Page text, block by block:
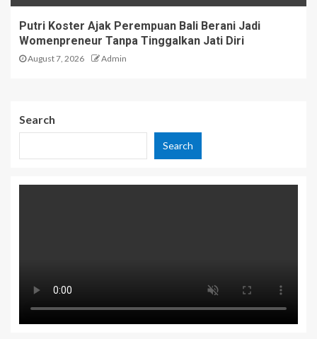
Putri Koster Ajak Perempuan Bali Berani Jadi
Womenpreneur Tanpa Tinggalkan Jati Diri
August 7, 2026 Admin
Search
Search